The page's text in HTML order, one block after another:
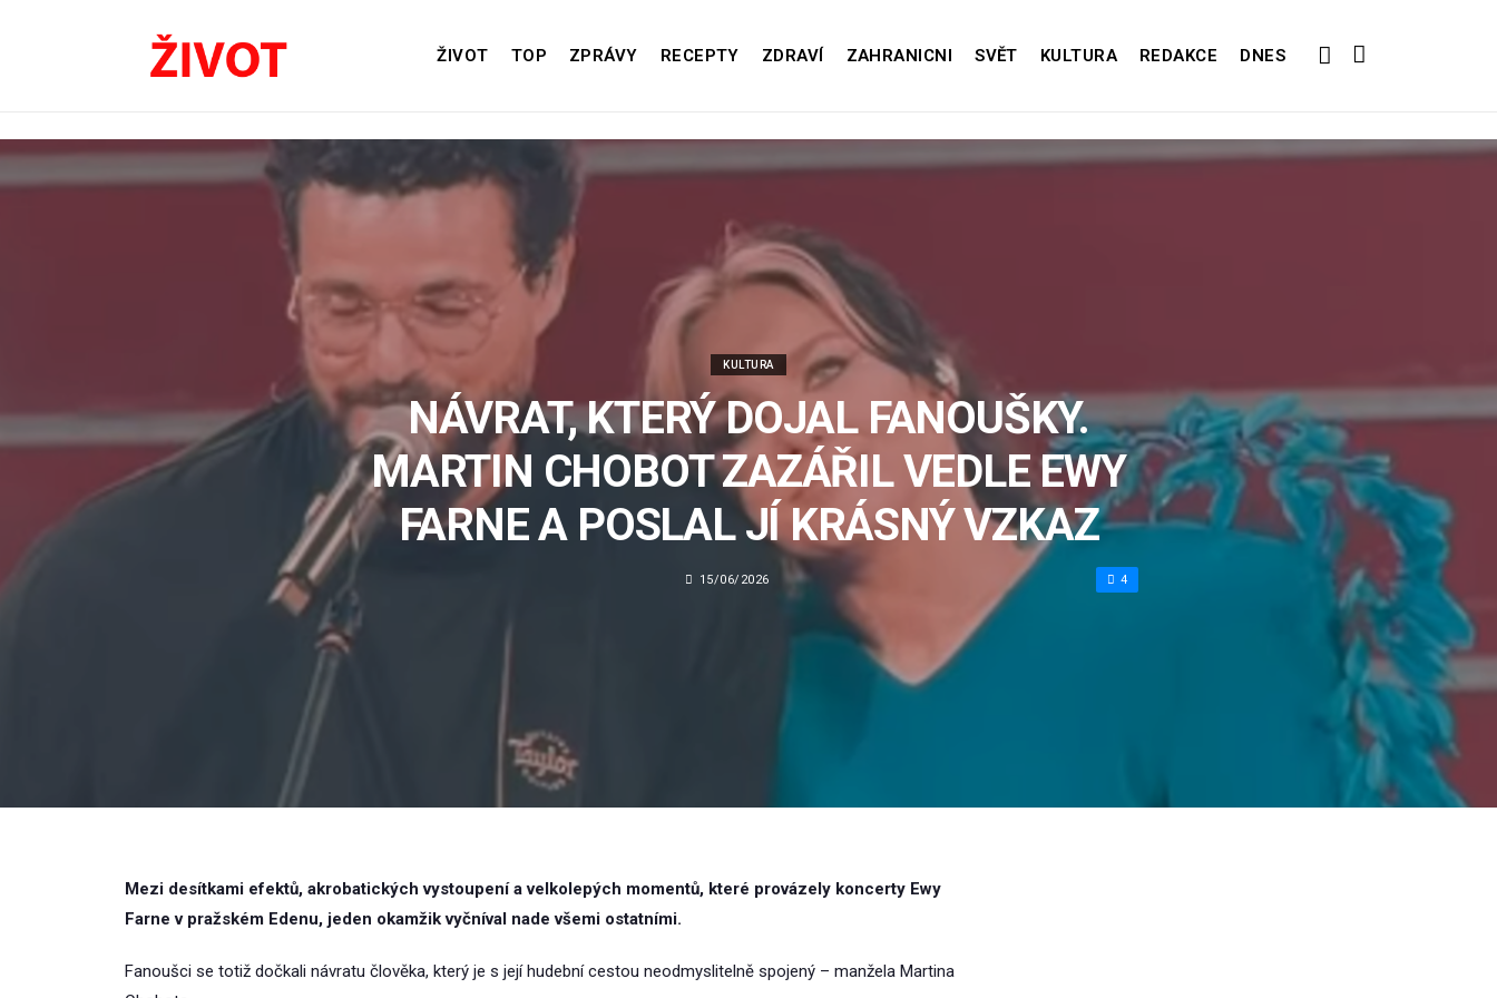
ŽIVOT TOP ZPRÁVY RECEPTY ZDRAVÍ ZAHRANICNI SVĚT KULTURA REDAKCE DNES
KULTURA
NÁVRAT, KTERÝ DOJAL FANOUŠKY.
MARTIN CHOBOT ZAZÁŘIL VEDLE EWY
FARNE A POSLAL JÍ KRÁSNÝ VZKAZ
15/06/2026 4
Mezi desítkami efektů, akrobatických vystoupení a velkolepých momentů, které provázely koncerty Ewy
Farne v pražském Edenu, jeden okamžik vyčníval nade všemi ostatními.
Fanoušci se totiž dočkali návratu člověka, který je s její hudební cestou neodmyslitelně spojený – manžela Martina